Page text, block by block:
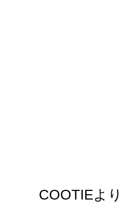
COOTIEより